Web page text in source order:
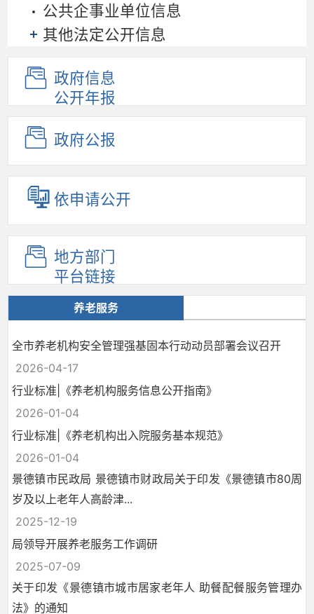
公共企事业单位信息
其他法定公开信息
政府信息
公开年报
政府公报
依申请公开
地方部门
平台链接
养老服务
全市养老机构安全管理强基固本行动动员部署会议召开
2026-04-17
行业标准|《养老机构服务信息公开指南》
2026-01-04
行业标准|《养老机构出入院服务基本规范》
2026-01-04
景德镇市民政局 景德镇市财政局关于印发《景德镇市80周
岁及以上老年人高龄津...
2025-12-19
局领导开展养老服务工作调研
2025-07-09
关于印发《景德镇市城市居家老年人 助餐配餐服务管理办
法》的通知